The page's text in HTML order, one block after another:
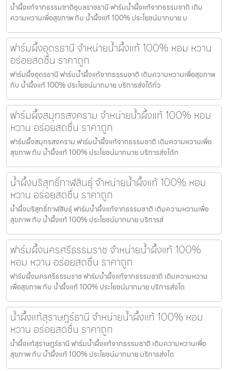
น้ำผึ้งแท้จากธรรมชาติอุบลราชธานี ฟาร์มน้ำผึ้งแท้จากธรรมชาติ เติม
ความหวานเพื่อสุขภาพ กับ น้ำผึ้งแท้ 100% ประโยชน์มากมาย บ
ฟาร์มผึ้งอุดรธานี จำหน่ายน้ำผึ้งแท้ 100% หอม หวาน
อร่อยสดชื่น ราคาถูก
ฟาร์มผึ้งอุดรธานี ฟาร์มน้ำผึ้งแท้จากธรรมชาติ เติมความหวานเพื่อสุขภาพ
กับ น้ำผึ้งแท้ 100% ประโยชน์มากมาย บริการส่งได้ทั่ว
ฟาร์มผึ้งสมุทรสงคราม จำหน่ายน้ำผึ้งแท้ 100% หอม
หวาน อร่อยสดชื่น ราคาถูก
ฟาร์มผึ้งสมุทรสงคราม ฟาร์มน้ำผึ้งแท้จากธรรมชาติ เติมความหวานเพื่อ
สุขภาพ กับ น้ำผึ้งแท้ 100% ประโยชน์มากมาย บริการส่งได้ท
น้ำผึ้งบริสุทธิ์กาฬสินธุ์ จำหน่ายน้ำผึ้งแท้ 100% หอม
หวาน อร่อยสดชื่น ราคาถูก
น้ำผึ้งบริสุทธิ์กาฬสินธุ์ ฟาร์มน้ำผึ้งแท้จากธรรมชาติ เติมความหวานเพื่อ
สุขภาพ กับ น้ำผึ้งแท้ 100% ประโยชน์มากมาย บริการส่
ฟาร์มผึ้งนครศรีธรรมราช จำหน่ายน้ำผึ้งแท้ 100%
หอม หวาน อร่อยสดชื่น ราคาถูก
ฟาร์มผึ้งนครศรีธรรมราช ฟาร์มน้ำผึ้งแท้จากธรรมชาติ เติมความหวาน
เพื่อสุขภาพ กับ น้ำผึ้งแท้ 100% ประโยชน์มากมาย บริการส่งได
น้ำผึ้งแท้สุราษฎร์ธานี จำหน่ายน้ำผึ้งแท้ 100% หอม
หวาน อร่อยสดชื่น ราคาถูก
น้ำผึ้งแท้สุราษฎร์ธานี ฟาร์มน้ำผึ้งแท้จากธรรมชาติ เติมความหวานเพื่อ
สุขภาพ กับ น้ำผึ้งแท้ 100% ประโยชน์มากมาย บริการส่งได